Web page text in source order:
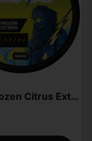
Zeus Frozen Citrus Extra Strong